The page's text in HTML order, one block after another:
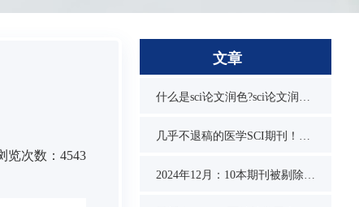
览次数：4543
文章
什么是sci论文润色?sci论文润色必要吗？
几乎不退稿的医学SCI期刊！又快又水
2024年12月：10本期刊被剔除，1本降级，1本改名，4本曾被on hold